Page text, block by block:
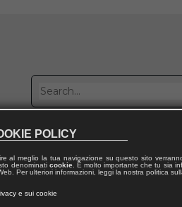
with us
POLICY
al meglio la tua navigazione su questo sito
denominati cookie. È molto importante che tu sia
Per ulteriori informazioni, leggi la nostra politica
e sui cookie